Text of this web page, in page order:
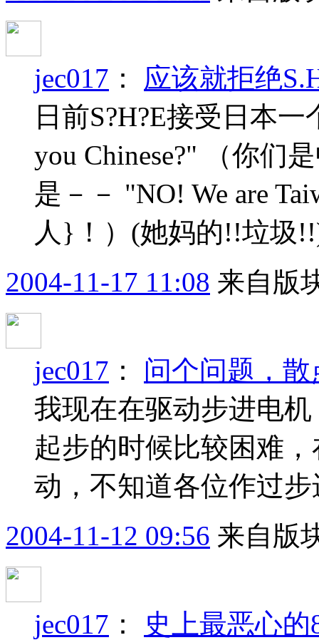
jec017 ： 应该就拒绝
日前S?H?E接受日本
you Chinese?" （你们
是－－ "NO! We are
人}！）(她妈的!!垃圾
2004-11-17 11:08 来自版
jec017 ： 问个问题，散
我现在在驱动步进电
起步的时候比较困难
动，不知道各位作过
2004-11-12 09:56 来自版
jec017 ：
史上最恶心的